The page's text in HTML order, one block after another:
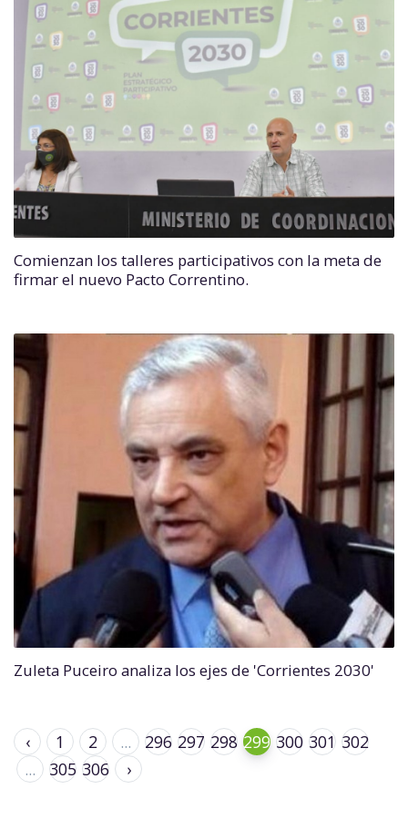
Comienzan los talleres participativos con la meta de
firmar el nuevo Pacto Correntino.
Zuleta Puceiro analiza los ejes de 'Corrientes 2030'
‹ 1 2 ... 296 297 298 299 300 301 302
...
305 306 ›